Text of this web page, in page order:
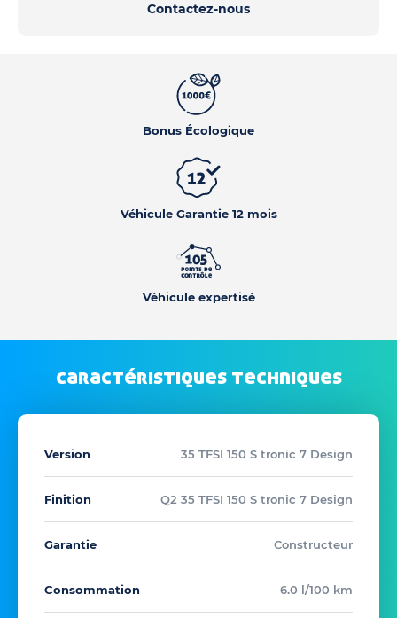
Bonus Écologique
Véhicule Garantie 12 mois
Véhicule expertisé
caractéristiques techniques
Version 35 TFSI 150 S tronic 7 Design
Finition Q2 35 TFSI 150 S tronic 7 Design
Garantie Constructeur
Consommation 6.0 l/100 km
Contactez-nous